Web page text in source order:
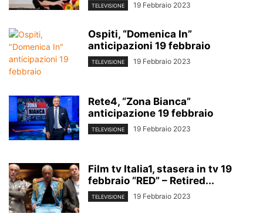
TELEVISIONE 19 Febbraio 2023
Ospiti, “Domenica In”
anticipazioni 19 febbraio
TELEVISIONE 19 Febbraio 2023
Rete4, “Zona Bianca”
anticipazione 19 febbraio
TELEVISIONE 19 Febbraio 2023
Film tv Italia1, stasera in tv 19
febbraio “RED” – Retired...
TELEVISIONE 19 Febbraio 2023